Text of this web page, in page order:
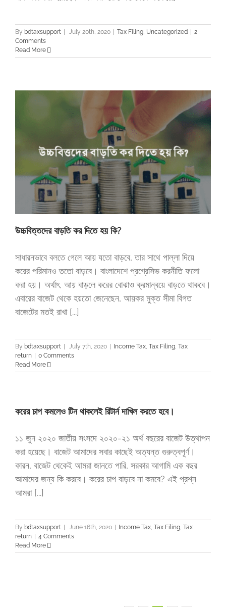
By bdtaxsupport July 20th, 2020 Tax Filing, Uncategorized
2
Comments
Read More
উচ্চবিত্তদের বাড়তি কর দিতে হয় কি?
সাধারনভাবে বলতে গেলে আয় যতো বাড়বে, তার সাথে পাল্লা দিয়ে
করের পরিমানও ততো বাড়বে। বাংলাদেশে প্রগ্রেসিভ করনীতি ফলো
করা হয়। অর্থাৎ, আয় বাড়লে করের বোঝাও ক্রমান্বয়ে বাড়তে থাকবে।
এবারের বাজেট থেকে হয়তো জেনেছেন, আয়কর মুক্ত সীমা বিগত
বাজেটের মতই রাখা [...]
By bdtaxsupport July 7th, 2020 Income Tax, Tax Filing, Tax
return
0 Comments
Read More
করের চাপ কমলেও টিন থাকলেই রিটার্ন দাখিল করতে হবে।
১১ জুন ২০২০ জাতীয় সংসদে ২০২০-২১ অর্থ বছরের বাজেট উত্থাপন
করা হয়েছে। বাজেট আমাদের সবার কাছেই অত্যন্ত গুরুত্বপূর্ণ।
কারন, বাজেট থেকেই আমরা জানতে পারি, সরকার আগামি এক বছর
আমাদের জন্য কি করবে। করের চাপ বাড়বে না কমবে? এই প্রশ্ন
আমরা [...]
By bdtaxsupport June 16th, 2020 Income Tax, Tax Filing, Tax
return
4 Comments
Read More